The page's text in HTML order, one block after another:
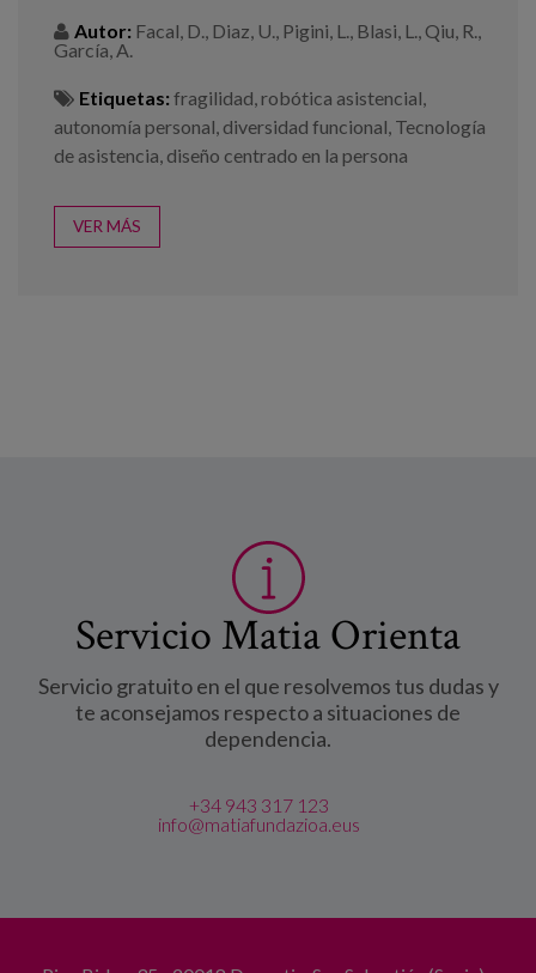
Autor: Facal, D., Diaz, U., Pigini, L., Blasi, L., Qiu, R.,
García, A.
Etiquetas: fragilidad robótica asistencial
autonomía personal diversidad funcional Tecnología
de asistencia diseño centrado en la persona
VER MÁS
Servicio Matia Orienta
Servicio gratuito en el que resolvemos tus dudas y
te aconsejamos respecto a situaciones de
dependencia.
+34 943 317 123
info@matiafundazioa.eus